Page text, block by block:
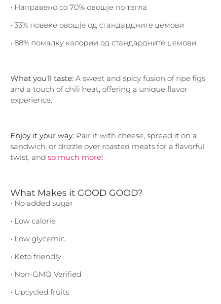
• Направено со 70% овошје по тегла
• 33% повеќе овошје од стандардните џемови
• 88% помалку калории од стандардните џемови
What you'll taste: A sweet and spicy fusion of ripe figs
and a touch of chili heat, offering a unique flavor
experience.
Enjoy it your way: Pair it with cheese, spread it on a
sandwich, or drizzle over roasted meats for a flavorful
twist, and so much more!
What Makes it GOOD GOOD?
• No added sugar
• Low calorie
• Low glycemic
• Keto friendly
• Non-GMO Verified
• Upcycled fruits